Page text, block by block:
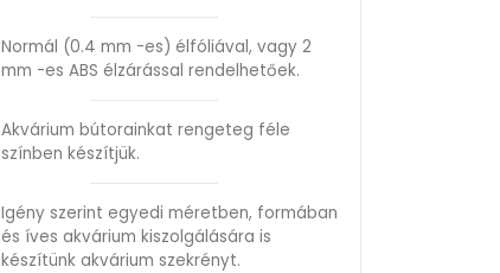
Normál (0.4 mm -es) élfóliával, vagy 2
mm -es ABS élzárással rendelhetőek.
Akvárium bútorainkat rengeteg féle
színben készítjük.
Igény szerint egyedi méretben, formában
és íves akvárium kiszolgálására is
készítünk akvárium szekrényt.